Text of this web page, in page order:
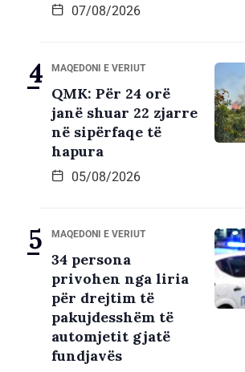
07/08/2026
MAQEDONI E VERIUT
QMK: Për 24 orë
janë shuar 22 zjarre
në sipërfaqe të
hapura
05/08/2026
MAQEDONI E VERIUT
34 persona
privohen nga liria
për drejtim të
pakujdesshëm të
automjetit gjatë
fundjavës